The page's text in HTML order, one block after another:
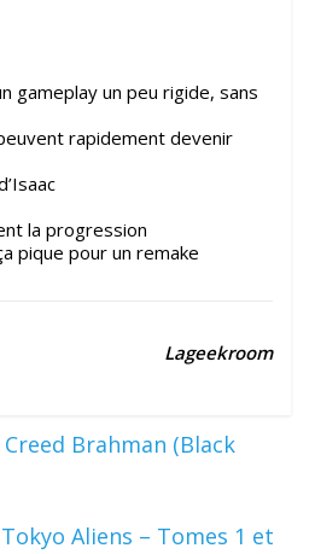
gameplay un peu rigide, sans
rapidement devenir
la progression
pique pour un remake
Lageekroom
Creed Brahman (Black
Aliens – Tomes 1 et